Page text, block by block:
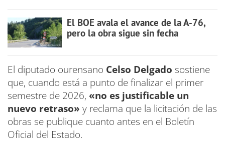
El BOE avala el avance de la A-76,
pero la obra sigue sin fecha
El diputado ourensano Celso Delgado sostiene
que, cuando está a punto de finalizar el primer
semestre de 2026, «no es justificable un
nuevo retraso» y reclama que la licitación de las
obras se publique cuanto antes en el Boletín
Oficial del Estado.